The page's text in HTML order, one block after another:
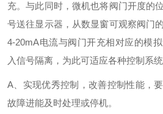
充。与此同时，微机也将阀门开度的
号送往显示器，从数显窗可观察阀门
4-20mA电流与阀门开充相对应的模
入信号隔离，为此可适应各种控制系
A、实现优秀控制，改善控制性能，
故障进能及时处理或停机。